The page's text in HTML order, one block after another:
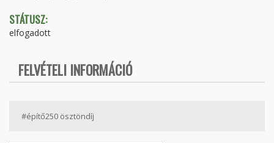
STÁTUSZ:
elfogadott
FELVÉTELI INFORMÁCIÓ
#építő250 ösztöndíj